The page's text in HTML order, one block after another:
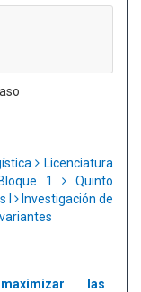
Licenciatura
1
Quinto
I
Investigación de
las